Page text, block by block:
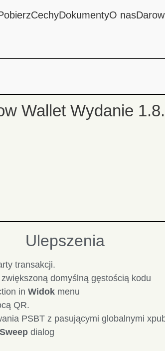
CechyDokumentyO nas
Wallet Wydanie
Ulepszenia
transakcji.
domyślną gęstością kodu
in Widokmenu
QR.
PSBT z pasującymi globalnymi
dialog